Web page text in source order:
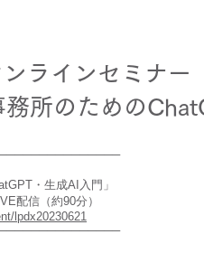
ラインセミナー
務所のための
・生成AI入門」
配信（約90分）
lpdx20230621